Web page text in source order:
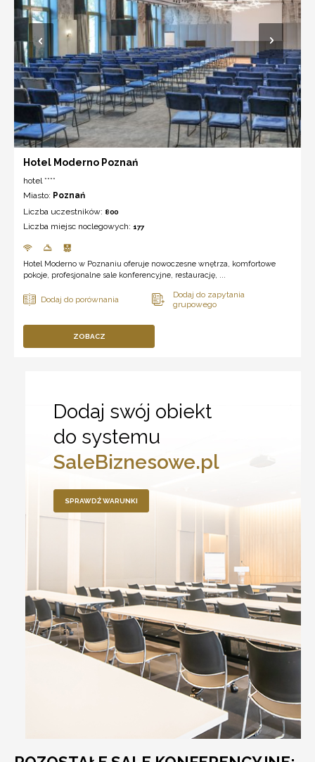
Hotel Moderno Poznań
hotel ****
Miasto: Poznań
Liczba uczestników: 800
Liczba miejsc noclegowych: 177
Hotel Moderno w Poznaniu oferuje nowoczesne wnętrza, komfortowe
pokoje, profesjonalne sale konferencyjne, restaurację, ...
ZOBACZ
Dodaj swój obiekt
do systemu
SaleBiznesowe.pl
SPRAWDŹ WARUNKI